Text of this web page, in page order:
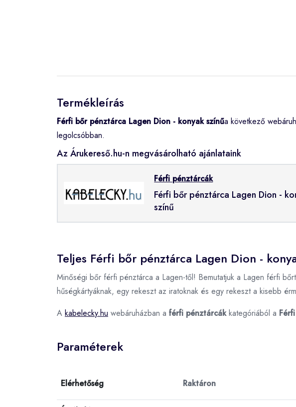
Termékleírás
Férfi bőr pénztárca Lagen Dion - konyak színűa következő
legolcsóbban.
Az Árukereső.hu-n megvásárolható ajánlataink
Férfi pénztárcák
Férfi bőr pénztárca Lagen Dion -
színű
Teljes Férfi bőr pénztárca Lagen Dion -
Minőségi bőr férfi pénztárca a Lagen-től! Bemutatjuk a Lagen férfi
hűségkártyáknak, egy rekeszt az iratoknak és egy rekeszt a kisebb
A kabelecky.hu webáruházban a férfi pénztárcákkategóriából a
Paraméterek
Elérhetőség Raktáron